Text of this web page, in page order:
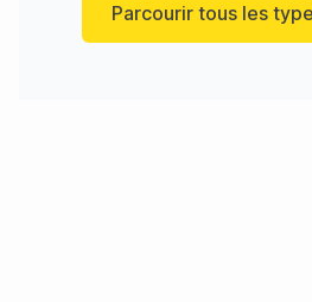
Parcourir tous les